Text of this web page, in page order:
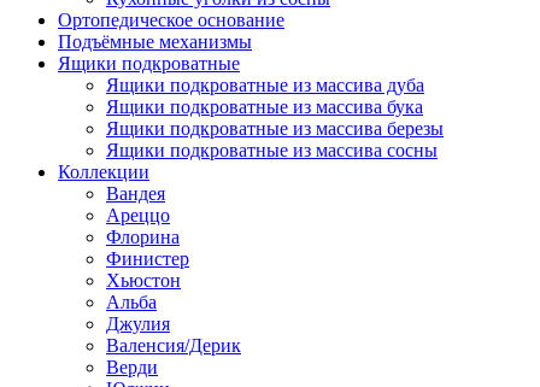
Ортопедическое основание
Подъёмные механизмы
Ящики подкроватные
Ящики подкроватные из массива дуба
Ящики подкроватные из массива бука
Ящики подкроватные из массива березы
Ящики подкроватные из массива сосны
Коллекции
Вандея
Ареццо
Флорина
Финистер
Хьюстон
Альба
Джулия
Валенсия/Дерик
Верди